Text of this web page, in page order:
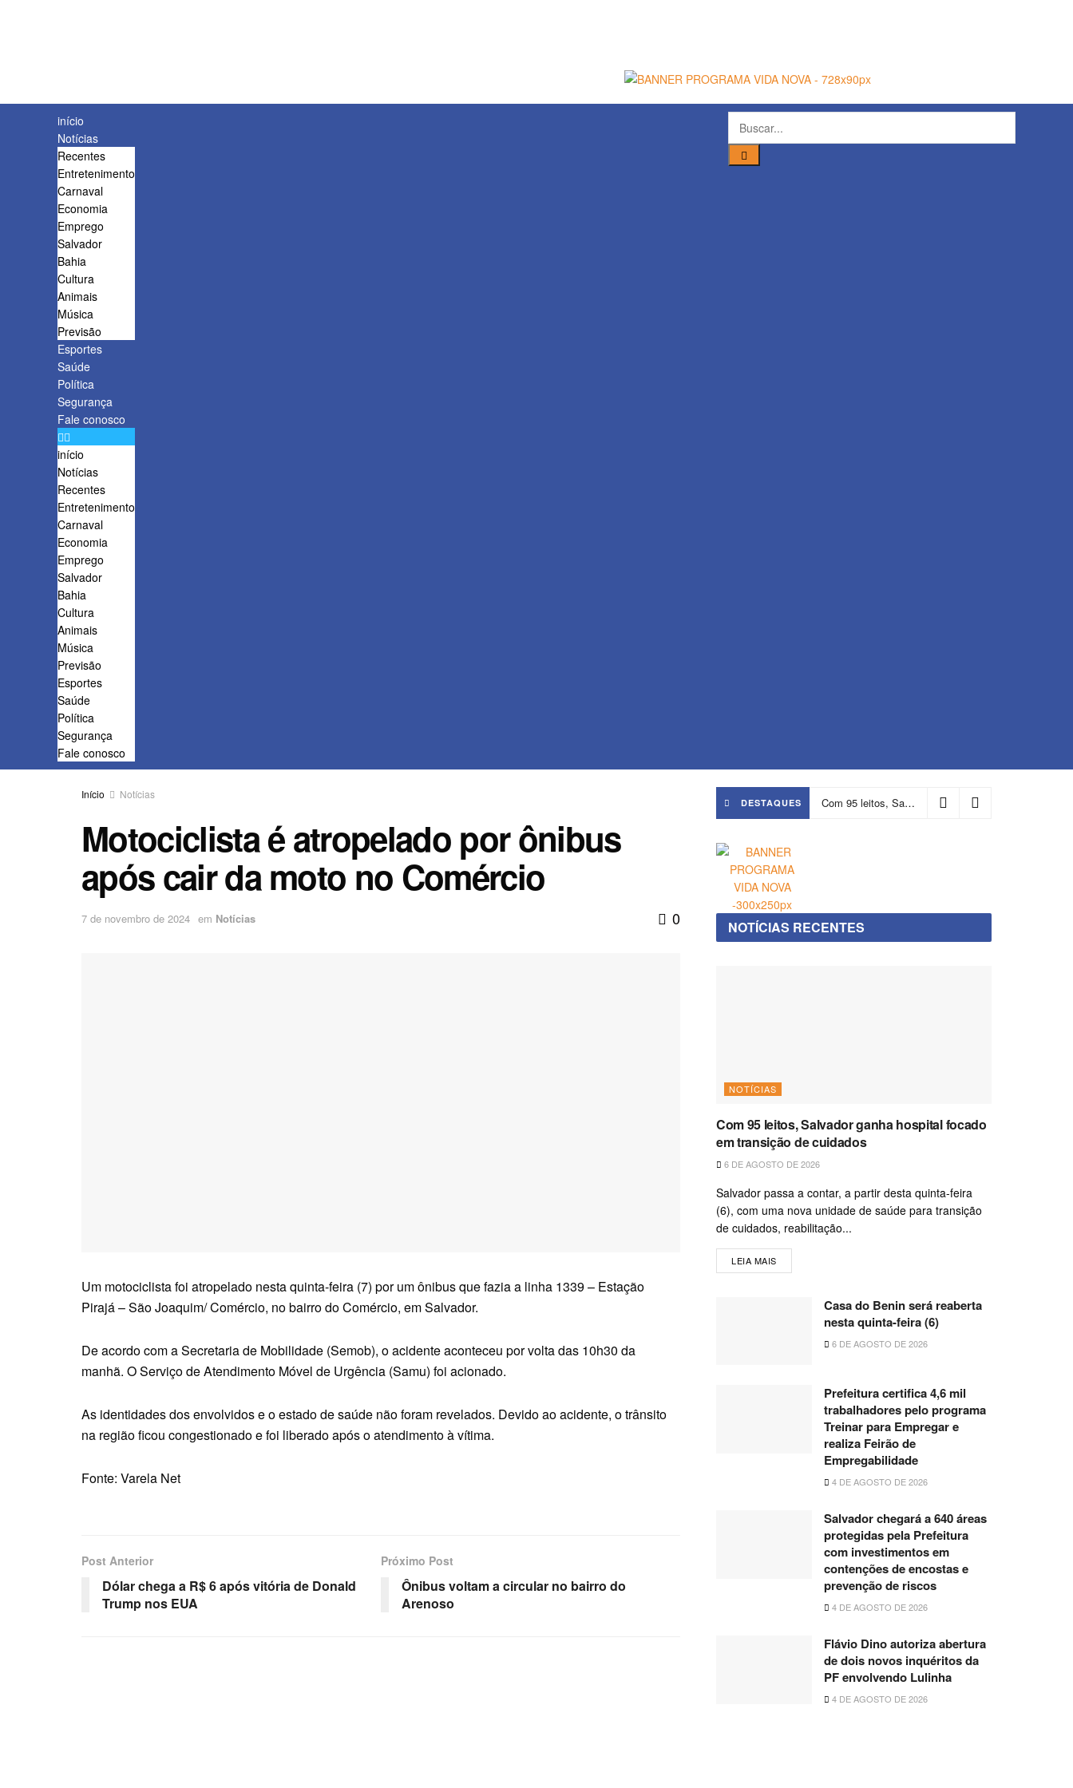
início
Notícias
Recentes
Entretenimento
Carnaval
Economia
Emprego
Salvador
Bahia
Cultura
Animais
Música
Previsão
Esportes
Saúde
Política
Segurança
Fale conosco
início
Notícias
Recentes
Entretenimento
Carnaval
Economia
Emprego
Salvador
Bahia
Cultura
Animais
Música
Previsão
Esportes
Saúde
Política
Segurança
Fale conosco
Início Notícias
Motociclista é atropelado por ônibus
após cair da moto no Comércio
7 de novembro de 2024 em Notícias 0
Um motociclista foi atropelado nesta quinta-feira (7) por um ônibus que fazia a linha 1339 – Estação
Pirajá – São Joaquim/ Comércio, no bairro do Comércio, em Salvador.
De acordo com a Secretaria de Mobilidade (Semob), o acidente aconteceu por volta das 10h30 da
manhã. O Serviço de Atendimento Móvel de Urgência (Samu) foi acionado.
As identidades dos envolvidos e o estado de saúde não foram revelados. Devido ao acidente, o trânsito
na região ficou congestionado e foi liberado após o atendimento à vítima.
Fonte: Varela Net
Post Anterior
Dólar chega a R$ 6 após vitória de Donald
Trump nos EUA
Próximo Post
Ônibus voltam a circular no bairro do
Arenoso
DESTAQUES Com 95 leitos, Salvador ganha hospital focado em transição de cuidados
NOTÍCIAS RECENTES
NOTÍCIAS
Com 95 leitos, Salvador ganha hospital focado
em transição de cuidados
6 DE AGOSTO DE 2026
Salvador passa a contar, a partir desta quinta-feira
(6), com uma nova unidade de saúde para transição
de cuidados, reabilitação...
LEIA MAIS
Casa do Benin será reaberta
nesta quinta-feira (6)
6 DE AGOSTO DE 2026
Prefeitura certifica 4,6 mil
trabalhadores pelo programa
Treinar para Empregar e
realiza Feirão de
Empregabilidade
4 DE AGOSTO DE 2026
Salvador chegará a 640 áreas
protegidas pela Prefeitura
com investimentos em
contenções de encostas e
prevenção de riscos
4 DE AGOSTO DE 2026
Flávio Dino autoriza abertura
de dois novos inquéritos da
PF envolvendo Lulinha
4 DE AGOSTO DE 2026